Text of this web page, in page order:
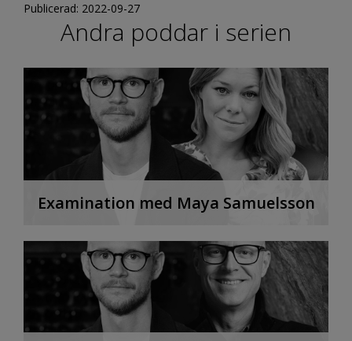
Publicerad: 2022-09-27
Andra poddar i serien
Examination med Maya Samuelsson